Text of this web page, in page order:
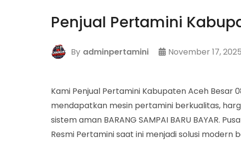
Penjual Pertamini
By adminpertamini November 17, 2025
Kami Penjual Pertamini Kabupaten Aceh Besar
mendapatkan mesin pertamini berkualitas,
sistem aman BARANG SAMPAI BARU BAYAR.
Resmi Pertamini saat ini menjadi solusi modern